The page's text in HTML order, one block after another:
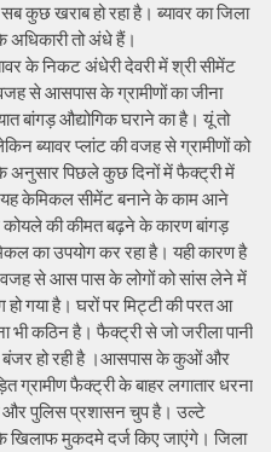
कुछ खराब हो रहा है। ब्यावर का जिला
अधिकारी तो अंधे हैं।
के निकट अंधेरी देवरी में श्री सीमेंट
से आसपास के ग्रामीणों का जीना
बांगड़ औद्योगिक घराने का है। यूं तो
ब्यावर प्लांट की वजह से ग्रामीणों को
के अनुसार पिछले कुछ दिनों में फैक्ट्री में
यह केमिकल सीमेंट बनाने के काम आने
कोयले की कीमत बढ़ने के कारण बांगड़
का उपयोग कर रहा है। यही कारण है
से आस पास के लोगों को सांस लेने में
हो गया है। घरों पर मिट्टी की परत आ
भी कठिन है। फैक्ट्री से जो जरीला पानी
बंजर हो रही है ।आसपास के कुओं और
ग्रामीण फैक्ट्री के बाहर लगातार धरना
और पुलिस प्रशासन चुप है। उल्टे
खिलाफ मुकदमे दर्ज किए जाएंगे। जिला